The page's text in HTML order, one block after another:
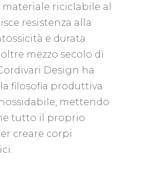
riciclabile al
resistenza alla
e durata
mezzo secolo di
Design ha
filosofia produttiva
mettendo
tutto il proprio
creare corpi